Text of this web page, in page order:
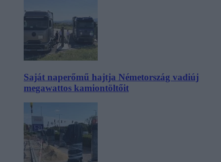
Saját naperőmű hajtja Németország vadiúj
megawattos kamiontöltőit